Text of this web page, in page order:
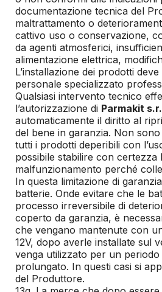
documentazione tecnica del
maltrattamento o
cattivo uso o conservazione,
da agenti atmosferici,
alimentazione elettrica,
L’installazione dei prodotti
personale specializzato
Qualsiasi intervento tecnico
l’autorizzazione di Parmakit
automaticamente il diritto al
del bene in garanzia. Non
tutti i prodotti deperibili con
possibile stabilire con certezza
malfunzionamento perché
In questa limitazione di
batterie. Onde evitare che le
processo irreversibile di
coperto da garanzia, è
che vengano mantenute con
12V, dopo averle installate sul
venga utilizzato per un periodo
prolungato. In questi casi si
del Produttore.